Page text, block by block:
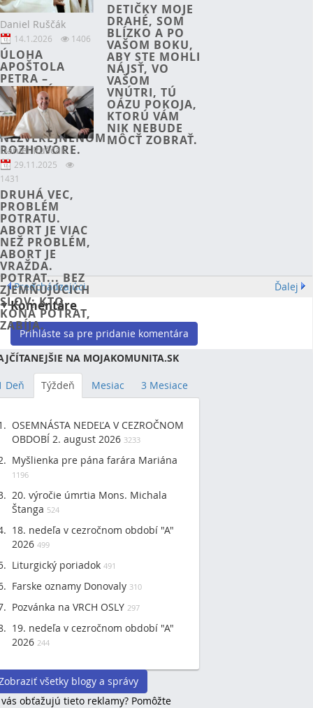
Daniel Ruščák
14.1.2026 1406
ÚLOHA
APOŠTOLA
PETRA –
KATECHÉZA
PÁPEŽA
FRANTIŠKA V
DOTERAZ
NEZVEREJNENOM
ROZHOVORE.
DETIČKY MOJE
DRAHÉ, SOM
BLÍZKO A PO
VAŠOM BOKU,
ABY STE MOHLI
NÁJSŤ, VO
VAŠOM
VNÚTRI, TÚ
OÁZU POKOJA,
KTORÚ VÁM
NIK NEBUDE
MÔCŤ ZOBRAŤ.
Daniel Ruščák
29.11.2025
1431
DRUHÁ VEC,
PROBLÉM
POTRATU.
ABORT JE VIAC
NEŽ PROBLÉM,
ABORT JE
VRAŽDA.
POTRAT... BEZ
ZJEMŇUJÚCICH
SLOV: KTO
KONÁ POTRAT,
ZABÍJA.
Predchádzajúci Ďalej
Komentáre
Prihláste sa pre pridanie komentára
NA MOJAKOMUNITA.SK
Deň Týždeň Mesiac 3 Mesiace
OSEMNÁSTA NEDEĽA V CEZROČNOM
OBDOBÍ 2. august 2026 3233
Myšlienka pre pána farára Mariána
1196
20. výročie úmrtia Mons. Michala
Štanga 524
18. nedeľa v cezročnom období "A"
2026 499
Liturgický poriadok 491
Farske oznamy Donovaly 310
Pozvánka na VRCH OSLY 297
19. nedeľa v cezročnom období "A"
2026 244
všetky blogy a správy
obťažujú tieto reklamy? Pomôžte